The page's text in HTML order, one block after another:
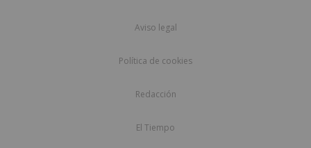
Aviso legal
Política de cookies
Redacción
El Tiempo